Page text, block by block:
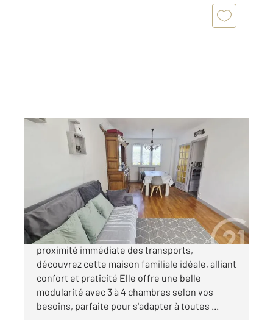
SOISY SOUS MONTMORENCY 95
, 4 pièces
Ref : 6267
Maison à vendre
304 700 €
À seulement 10 minutes du centre-ville et à
proximité immédiate des transports,
découvrez cette maison familiale idéale, alliant
confort et praticité Elle offre une belle
modularité avec 3 à 4 chambres selon vos
besoins, parfaite pour s'adapter à toutes ...